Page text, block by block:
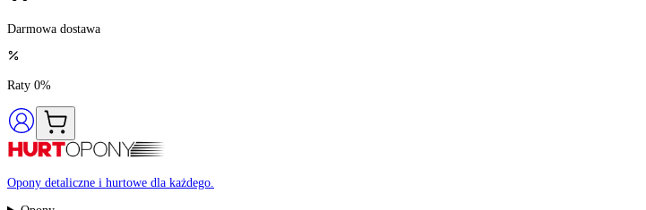
Darmowa dostawa
Raty 0%